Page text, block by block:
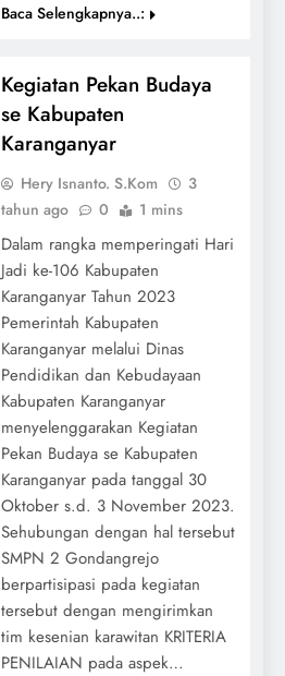
Baca Selengkapnya..:
Kegiatan Pekan Budaya
se Kabupaten
Karanganyar
Hery Isnanto. S.Kom
3
tahun ago
0 1 mins
Dalam rangka memperingati Hari
Jadi ke-106 Kabupaten
Karanganyar Tahun 2023
Pemerintah Kabupaten
Karanganyar melalui Dinas
Pendidikan dan Kebudayaan
Kabupaten Karanganyar
menyelenggarakan Kegiatan
Pekan Budaya se Kabupaten
Karanganyar pada tanggal 30
Oktober s.d. 3 November 2023.
Sehubungan dengan hal tersebut
SMPN 2 Gondangrejo
berpartisipasi pada kegiatan
tersebut dengan mengirimkan
tim kesenian karawitan KRITERIA
PENILAIAN pada aspek…